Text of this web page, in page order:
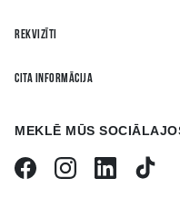
REKVIZĪTI
CITA INFORMĀCIJA
MEKLĒ MŪS